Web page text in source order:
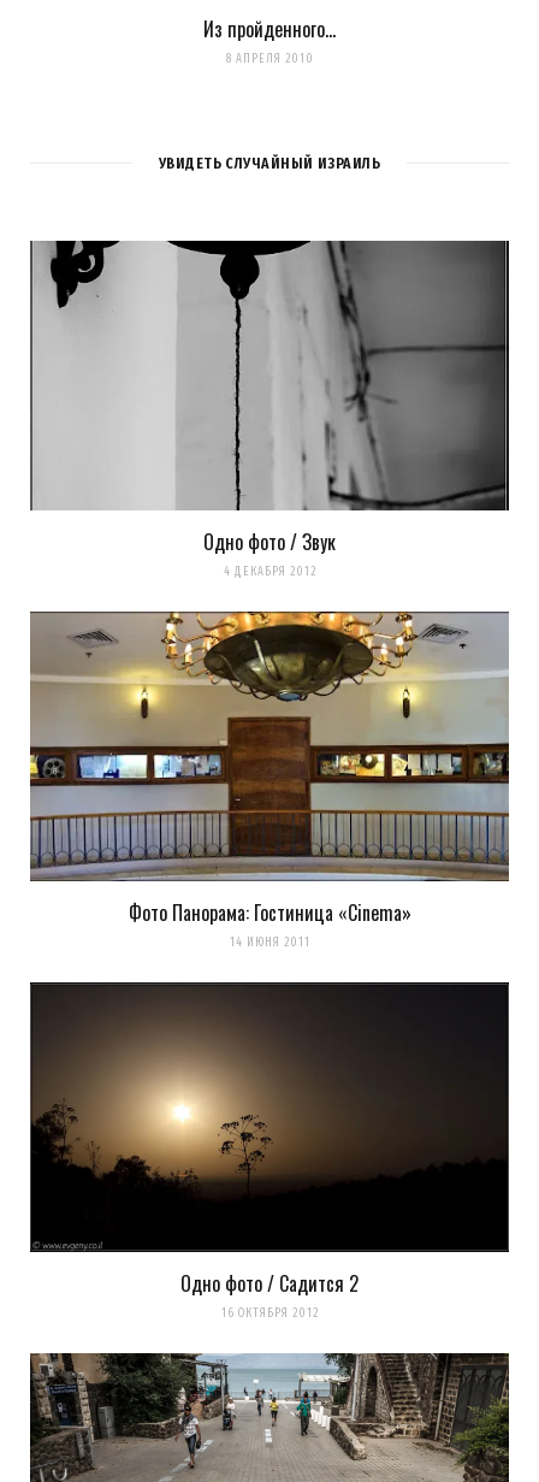
Из пройденного…
8 АПРЕЛЯ 2010
УВИДЕТЬ СЛУЧАЙНЫЙ ИЗРАИЛЬ
Одно фото / Звук
4 ДЕКАБРЯ 2012
Фото Панорама: Гостиница «Cinema»
14 ИЮНЯ 2011
Одно фото / Садится 2
16 ОКТЯБРЯ 2012